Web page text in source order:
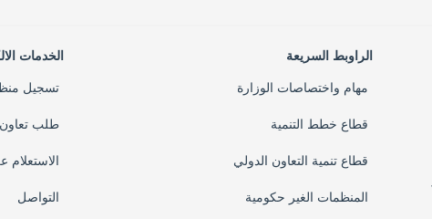
الراوبط السريعة
مهام واختصاصات الوزارة
قطاع خطط التنمية
قطاع تنمية التعاون الدولي
المنظمات الغير حكومية
الخدمات
تسجيل
طلب
التواصل